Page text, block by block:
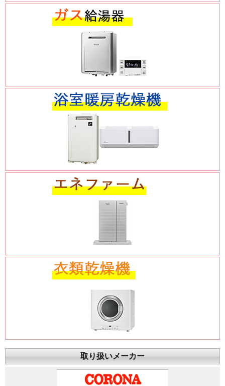
取り扱いメーカー